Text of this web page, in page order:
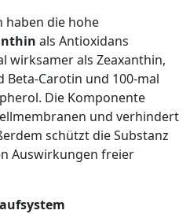
haben die hohe
als Antioxidans
wirksamer als Zeaxanthin,
Beta-Carotin und 100-mal
Die Komponente
und verhindert
schützt die Substanz
Auswirkungen freier